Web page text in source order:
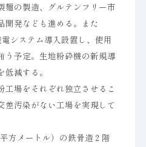
麺の製造、グルテンフリー市
開発なども進める。また
システム導入設置し、使用
う予定。生地粉砕機の新規導
減する。
工場をそれぞれ独立させるこ
差汚染がない工場を実現して
方メートル）の鉄骨造２階